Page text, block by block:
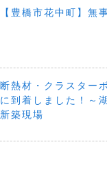
【豊橋市花中町】無
断熱材・クラスター
に到着しました！～
新築現場